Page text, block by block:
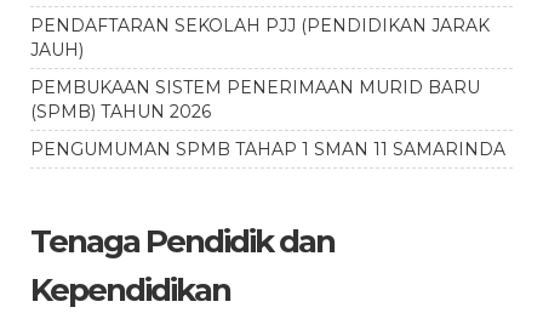
PENDAFTARAN SEKOLAH PJJ (PENDIDIKAN JARAK
JAUH)
PEMBUKAAN SISTEM PENERIMAAN MURID BARU
(SPMB) TAHUN 2026
PENGUMUMAN SPMB TAHAP 1 SMAN 11 SAMARINDA
Tenaga Pendidik dan
Kependidikan